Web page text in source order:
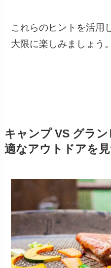
これらのヒントを活用
大限に楽しみましょう。
キャンプ VS グラ
適なアウトドアを